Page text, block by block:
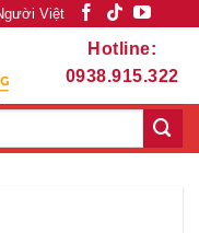
Việt
Hotline:
0938.915.322